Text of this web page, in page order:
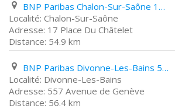
BNP Paribas Chalon-Sur-Saône 17 Place Du Châtelet
Chalon-Sur-Saône
17 Place Du Châtelet
54.9 km
BNP Paribas Divonne-Les-Bains 557 Avenue de Genève
Divonne-Les-Bains
557 Avenue de Genève
56.4 km